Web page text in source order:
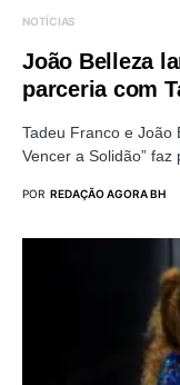
NOTÍCIAS
João Belleza
parceria com
Tadeu Franco e João
Vencer a Solidão” faz
POR REDAÇÃO AGORA BH